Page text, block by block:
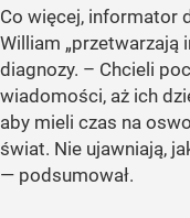
Co więcej, informator
William „przetwarzają
diagnozy. – Chcieli
wiadomości, aż ich
aby mieli czas na
świat. Nie ujawniają,
— podsumował.